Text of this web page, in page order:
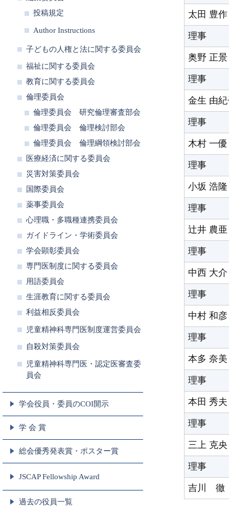
太田 豊作
理事
奥野 正景
理事
金生 由
理事
木村 一優
理事
小坂 浩隆
理事
辻井 農亜
理事
中西 大介
理事
中村 和彦
理事
本多 奈美
理事
本田 秀夫
理事
三上 克央
理事
吉川 徹
投稿規定
Author Instructions
子どもの人権と法に関する委員会
福祉に関する委員会
教育に関する委員会
倫理委員会
倫理委員会 研究倫理審査部会
倫理委員会 倫理検討部会
倫理委員会 倫理綱領検討部会
医療経済に関する委員会
災害対策委員会
国際委員会
薬事委員会
心理職・多職種連携委員会
ガイドライン・学術委員会
学会顕彰委員会
専門医制度に関する委員会
用語委員会
生涯教育に関する委員会
利益相反委員会
児童精神科専門医制度運営委員会
自殺対策委員会
児童精神科専門医・認定医審査委
員会
学会役員・委員のCOI開示
学 会 賞
総会優秀発表賞・ポスター賞
JSCAP Fellowship Award
過去の役員一覧